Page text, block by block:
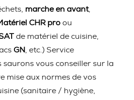
marche en avant,
CHR pro ou
de matériel de cuisine,
GN
, etc.) Service
vous conseiller sur la
mise aux normes de vos
(sanitaire / hygiène,